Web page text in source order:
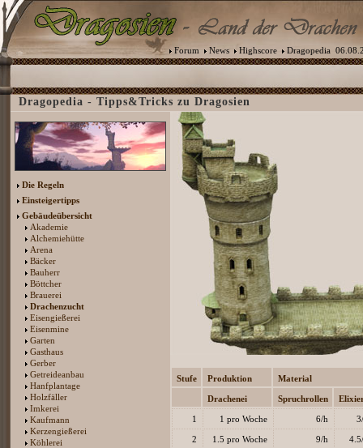
Forum News Highscore Dragopedia
Dragopedia - Tipps&Tricks zu Dragosien
Die Regeln
Einsteigertipps
Gebäudeübersicht
Akademie
Alchemiehütte
Arena
Bäcker
Bauherr
Böttcher
Brauerei
Drachenzucht
Eisengießerei
Eisenmine
Garten
Gasthaus
Gerber
Getreideanbau
Hanfplantage
Holzfäller
Imkerei
Kaufmann
Kerzengießerei
Köhlerei
Stufe Produktion Material
Drachenei Spruchrollen
1 1 pro Woche 6/h
2 1.5 pro Woche 9/h